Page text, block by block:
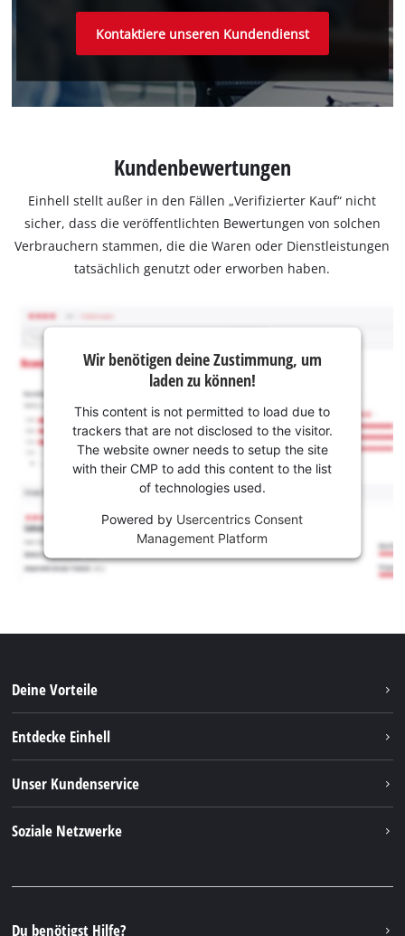
Kontaktiere unseren Kundendienst
Kundenbewertungen
Einhell stellt außer in den Fällen „Verifizierter Kauf“ nicht
sicher, dass die veröffentlichten Bewertungen von solchen
Verbrauchern stammen, die die Waren oder Dienstleistungen
tatsächlich genutzt oder erworben haben.
Wir benötigen deine Zustimmung, um
laden zu können!
This content is not permitted to load due to
trackers that are not disclosed to the visitor.
The website owner needs to setup the site
with their CMP to add this content to the list
of technologies used.
Powered by Usercentrics Consent
Management Platform
Deine Vorteile
Entdecke Einhell
Einhell Germany AG
Unser Kundenservice
Soziale Netzwerke
Instagram
Du benötigst Hilfe?